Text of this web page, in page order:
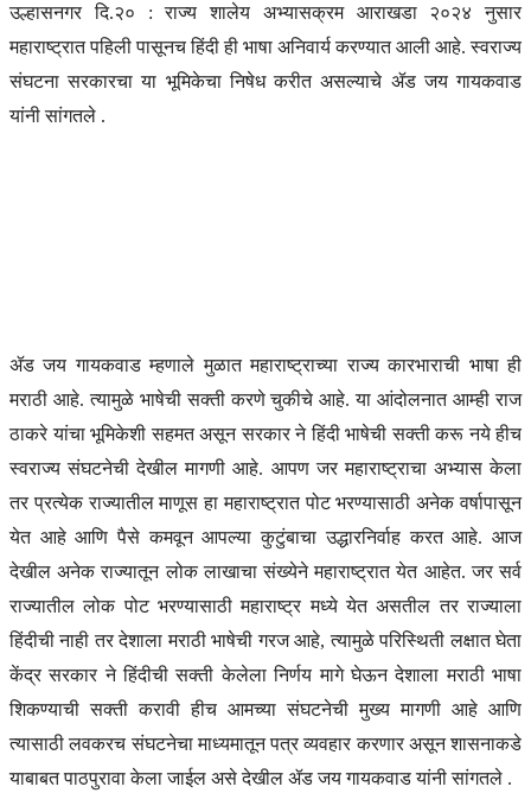
उल्हासनगर दि.२० : राज्य शालेय अभ्यासक्रम आराखडा २०२४ नुसार
महाराष्ट्रात पहिली पासूनच हिंदी ही भाषा अनिवार्य करण्यात आली आहे. स्वराज्य
संघटना सरकारचा या भूमिकेचा निषेध करीत असल्याचे ॲड जय गायकवाड
यांनी सांगतले .
ॲड जय गायकवाड म्हणाले मुळात महाराष्ट्राच्या राज्य कारभाराची भाषा ही
मराठी आहे. त्यामुळे भाषेची सक्ती करणे चुकीचे आहे. या आंदोलनात आम्ही राज
ठाकरे यांचा भूमिकेशी सहमत असून सरकार ने हिंदी भाषेची सक्ती करू नये हीच
स्वराज्य संघटनेची देखील मागणी आहे. आपण जर महाराष्ट्राचा अभ्यास केला
तर प्रत्येक राज्यातील माणूस हा महाराष्ट्रात पोट भरण्यासाठी अनेक वर्षापासून
येत आहे आणि पैसे कमवून आपल्या कुटुंबाचा उद्धारनिर्वाह करत आहे. आज
देखील अनेक राज्यातून लोक लाखाचा संख्येने महाराष्ट्रात येत आहेत. जर सर्व
राज्यातील लोक पोट भरण्यासाठी महाराष्ट्र मध्ये येत असतील तर राज्याला
हिंदीची नाही तर देशाला मराठी भाषेची गरज आहे, त्यामुळे परिस्थिती लक्षात घेता
केंद्र सरकार ने हिंदीची सक्ती केलेला निर्णय मागे घेऊन देशाला मराठी भाषा
शिकण्याची सक्ती करावी हीच आमच्या संघटनेची मुख्य मागणी आहे आणि
त्यासाठी लवकरच संघटनेचा माध्यमातून पत्र व्यवहार करणार असून शासनाकडे
याबाबत पाठपुरावा केला जाईल असे देखील ॲड जय गायकवाड यांनी सांगतले .